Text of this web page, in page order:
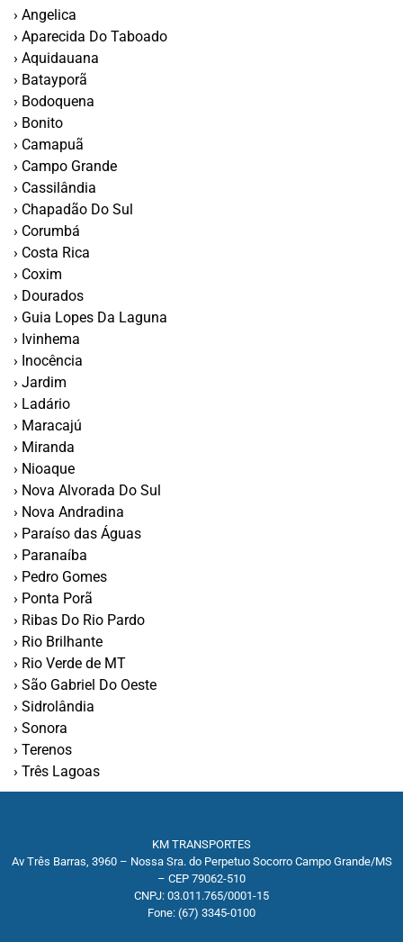
› Angelica
› Aparecida Do Taboado
› Aquidauana
› Batayporã
› Bodoquena
› Bonito
› Camapuã
› Campo Grande
› Cassilândia
› Chapadão Do Sul
› Corumbá
› Costa Rica
› Coxim
› Dourados
› Guia Lopes Da Laguna
› Ivinhema
› Inocência
› Jardim
› Ladário
› Maracajú
› Miranda
› Nioaque
› Nova Alvorada Do Sul
› Nova Andradina
› Paraí­so das Águas
› Paranaíba
› Pedro Gomes
› Ponta Porã
› Ribas Do Rio Pardo
› Rio Brilhante
› Rio Verde de MT
› São Gabriel Do Oeste
› Sidrolândia
› Sonora
› Terenos
› Três Lagoas
KM TRANSPORTES
Av Três Barras, 3960 – Nossa Sra. do Perpetuo Socorro Campo Grande/MS
– CEP 79062-510
CNPJ: 03.011.765/0001-15
Fone: (67) 3345-0100